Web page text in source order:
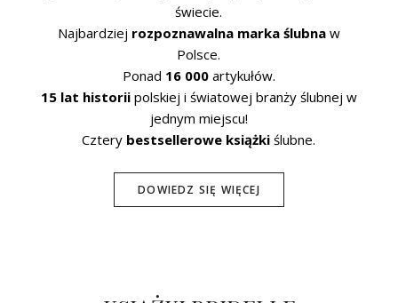
świecie.
Najbardziej rozpoznawalna marka ślubnaw
Polsce.
Ponad 16 000artykułów.
15 lat historiipolskiej i światowej branży ślubnej w
jednym miejscu!
Cztery bestsellerowe książki ślubne.
DOWIEDZ SIĘ WIĘCEJ